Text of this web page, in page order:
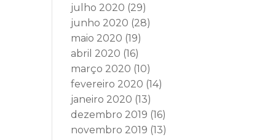
julho 2020 (29)
junho 2020 (28)
maio 2020 (19)
abril 2020 (16)
março 2020 (10)
fevereiro 2020 (14)
janeiro 2020 (13)
dezembro 2019 (16)
novembro 2019 (13)